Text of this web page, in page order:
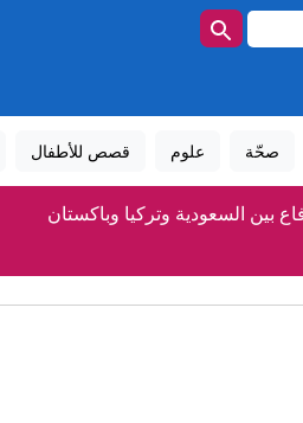
صحّة علوم قصص للأطفال
بين السعودية وتركيا وباكستان
الدفاع المشترك مع تركيا وباكستان